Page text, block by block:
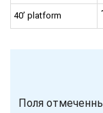
40’ platform
Поля